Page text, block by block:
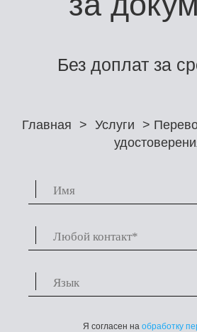
Без доплат за
Главная > Услуги
>
Я согласен на обработку